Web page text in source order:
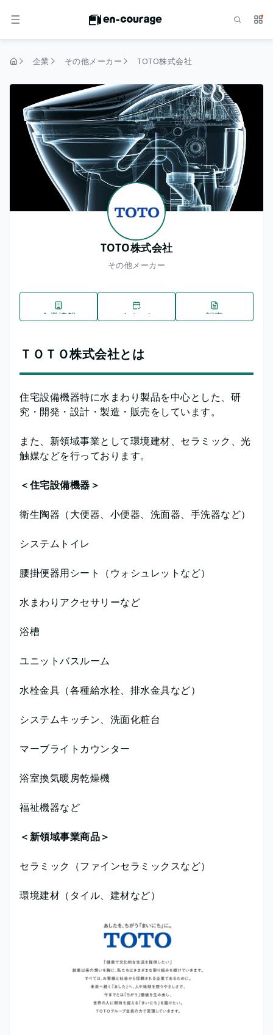
メニュー サ
企業 その他メーカー TOTO株式会社
TOTO株式会社
その他メーカー
企業情報 イベント 記事
ＴＯＴＯ株式会社とは
住宅設備機器特に水まわり製品を中心とした、研
究・開発・設計・製造・販売をしています。
また、新領域事業として環境建材、セラミック、光
触媒などを行っております。
＜住宅設備機器＞
衛生陶器（大便器、小便器、洗面器、手洗器など）
システムトイレ
腰掛便器用シート（ウォシュレットなど）
水まわりアクセサリーなど
浴槽
ユニットバスルーム
水栓金具（各種給水栓、排水金具など）
システムキッチン、洗面化粧台
マーブライトカウンター
浴室換気暖房乾燥機
福祉機器など
＜新領域事業商品＞
セラミック（ファインセラミックスなど）
環境建材（タイル、建材など）